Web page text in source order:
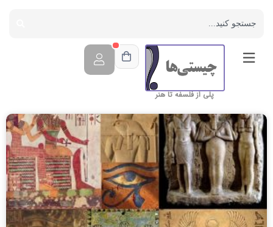
پلی از فلسفه تا هنر